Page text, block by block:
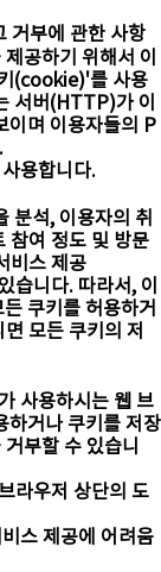
거부에 관한 사항
공하기 위해서 이
(cookie)'를 사용
서버(HTTP)가 이
이며 이용자들의 P
용합니다.
분석, 이용자의 취
참여 정도 및 방문
비스 제공
습니다. 따라서, 이
쿠키를 허용하거
모든 쿠키의 저
사용하시는 웹 브
하거나 쿠키를 저장
부할 수 있습니
라우저 상단의 도
스 제공에 어려움